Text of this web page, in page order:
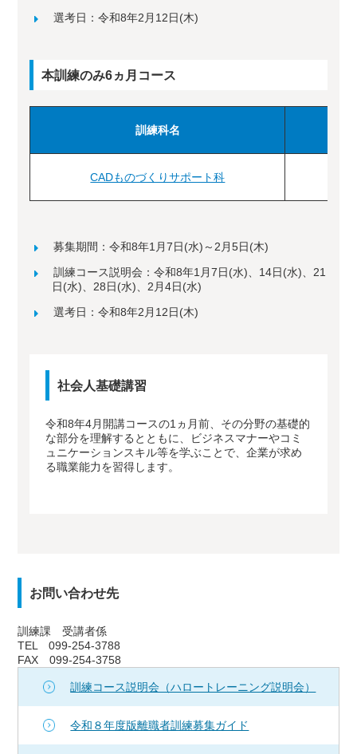
選考日：令和8年2月12日(木)
本訓練のみ6ヵ月コース
訓練科名
CADものづくりサポート科
募集期間：令和8年1月7日(水)～2月5日(木)
訓練コース説明会：令和8年1月7日(水)、14日(水)、21
日(水)、28日(水)、2月4日(水)
選考日：令和8年2月12日(木)
社会人基礎講習
令和8年4月開講コースの1ヵ月前、その分野の基礎的
な部分を理解するとともに、ビジネスマナーやコミ
ュニケーションスキル等を学ぶことで、企業が求め
る職業能力を習得します。
お問い合わせ先
訓練課 受講者係
TEL 099-254-3788
FAX 099-254-3758
訓練コース説明会（ハロートレーニング説明会）
令和８年度版離職者訓練募集ガイド